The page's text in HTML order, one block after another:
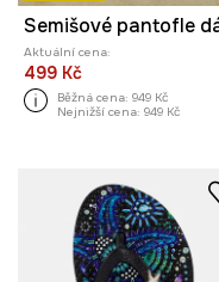
Aktuální cena:
499 Kč
Běžná cena: 949 Kč
Nejnižší cena: 949 Kč